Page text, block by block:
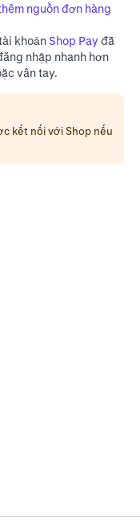
nguồn đơn hàng
khoản Shop Payđã
nhập nhanh hơn
vân tay.
kết nối với Shop nếu